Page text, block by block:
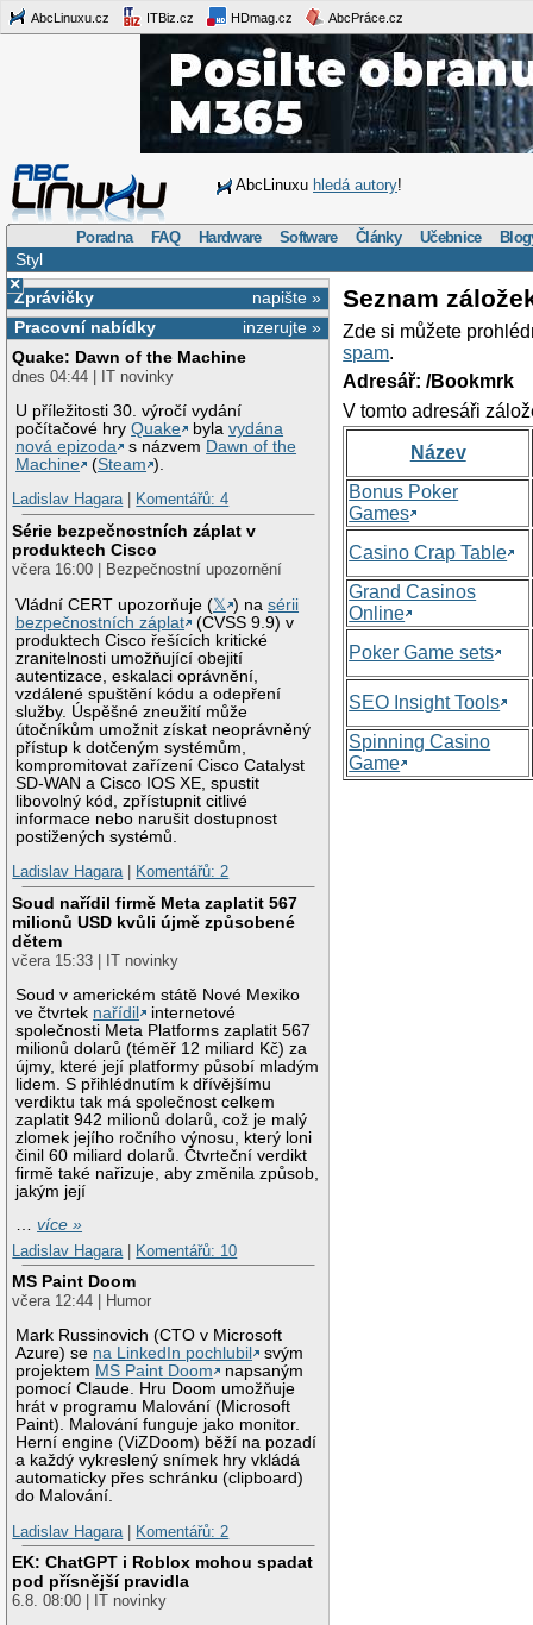
AbcLinuxu.cz ITBiz.cz HDmag.cz AbcPráce.cz
AbcLinuxu hledá autory!
Poradna FAQ Hardware Software Články Učebnice
Styl
×
napište »
Zprávičky
inzerujte »
Pracovní nabídky
Quake: Dawn of the Machine
dnes 04:44 | IT novinky
U příležitosti 30. výročí vydání
počítačové hryQuake bylavydána
nová epizoda
s názvem Dawn of the
Machine
(Steam ).
Ladislav Hagara| Komentářů: 4
Série bezpečnostních záplat v
produktech Cisco
včera 16:00 | Bezpečnostní upozornění
Vládní CERT upozorňuje (𝕏 ) nasérii
bezpečnostních záplat
(CVSS 9.9) v
produktech Cisco řešících kritické
zranitelnosti umožňující obejití
autentizace, eskalaci oprávnění,
vzdálené spuštění kódu a odepření
služby. Úspěšné zneužití může
útočníkům umožnit získat neoprávněný
přístup k dotčeným systémům,
kompromitovat zařízení Cisco Catalyst
SD-WAN a Cisco IOS XE, spustit
libovolný kód, zpřístupnit citlivé
informace nebo narušit dostupnost
postižených systémů.
Ladislav Hagara| Komentářů: 2
Soud nařídil firmě Meta zaplatit 567
milionů USD kvůli újmě způsobené
dětem
včera 15:33 | IT novinky
Soud v americkém státě Nové Mexiko
ve čtvrtek nařídil
internetové
společnosti Meta Platforms zaplatit 567
milionů dolarů (téměř 12 miliard Kč) za
újmy, které její platformy působí mladým
lidem. S přihlédnutím k dřívějšímu
verdiktu tak má společnost celkem
zaplatit 942 milionů dolarů, což je malý
zlomek jejího ročního výnosu, který loni
činil 60 miliard dolarů. Čtvrteční verdikt
firmě také nařizuje, aby změnila způsob,
jakým její
…více »
Ladislav Hagara
Komentářů: 10
MS Paint Doom
včera 12:44 | Humor
Mark Russinovich (CTO v Microsoft
Azure) se na LinkedIn pochlubil
svým
projektem MS Paint Doom
napsaným
pomocí Claude. Hru Doom umožňuje
hrát v programu Malování (Microsoft
Paint). Malování funguje jako monitor.
Herní engine (ViZDoom) běží na pozadí
a každý vykreslený snímek hry vkládá
automaticky přes schránku (clipboard)
do Malování.
Ladislav Hagara
Komentářů: 2
EK: ChatGPT i Roblox mohou spadat
pod přísnější pravidla
6.8. 08:00 | IT novinky
Seznam
Zde si můžete
spam.
Adresář: /Bookmrk
V tomto adresáři
Název
Bonus Poker
Games
Casino Crap Table
Grand Casinos
Online
Poker Game sets
SEO Insight Tools
Spinning Casino
Game